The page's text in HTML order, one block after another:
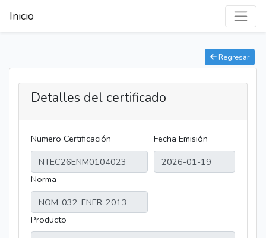
Inicio
Regresar
Detalles del certificado
Numero Certificación Fecha Emisión
Norma
Producto